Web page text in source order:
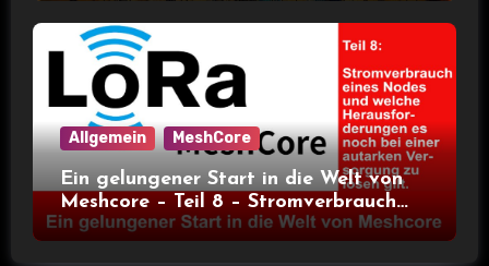
Allgemein MeshCore
Ein gelungener Start in die Welt von
Meshcore – Teil 8 – Stromverbrauch
bei verschiedenen Nodes